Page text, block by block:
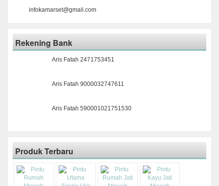
infokamarset@gmail.com
Rekening Bank
Aris Fatah 2471753451
Aris Fatah 9000032747611
Aris Fatah 590001021751530
Produk Terbaru